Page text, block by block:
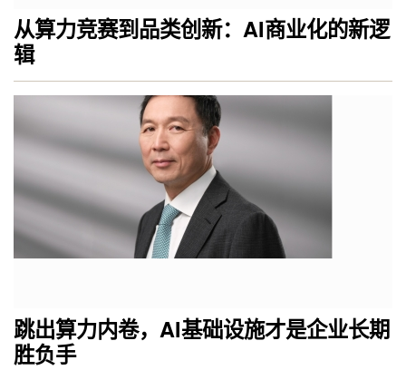
从算力竞赛到品类创新：AI商业化的新逻
辑
跳出算力内卷，AI基础设施才是企业长期
胜负手